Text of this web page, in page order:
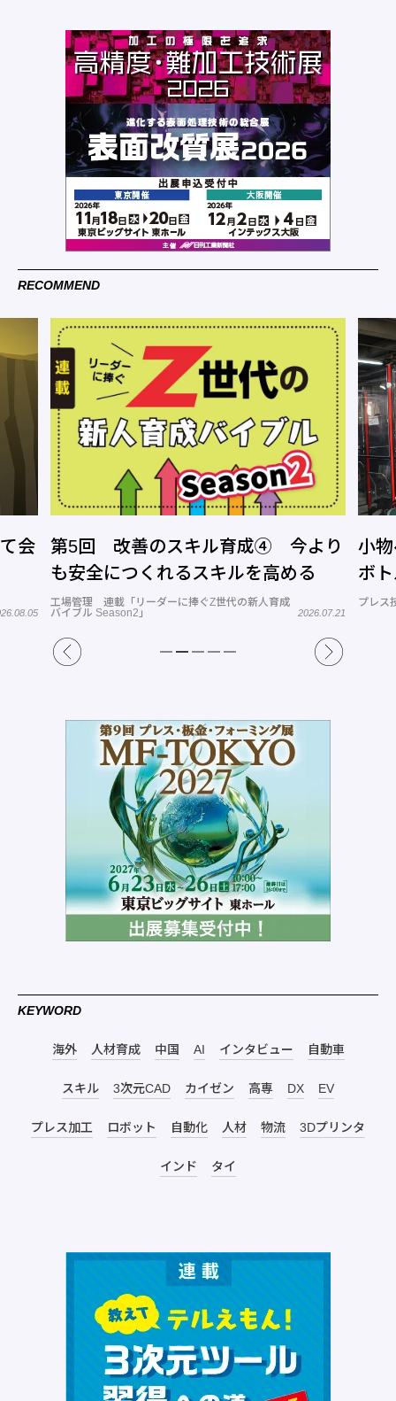
RECOMMEND
り
小物ベンディング自動化システムで
ボトルネックの解消へ─正幸産業
プレス技術 2026.07.27
第5
事
プレス
KEYWORD
海外 人材育成 中国 AI インタビュー 自動車
スキル 3次元CAD カイゼン 高専 DX EV
プレス加工 ロボット 自動化 人材 物流 3Dプリンタ
インド タイ